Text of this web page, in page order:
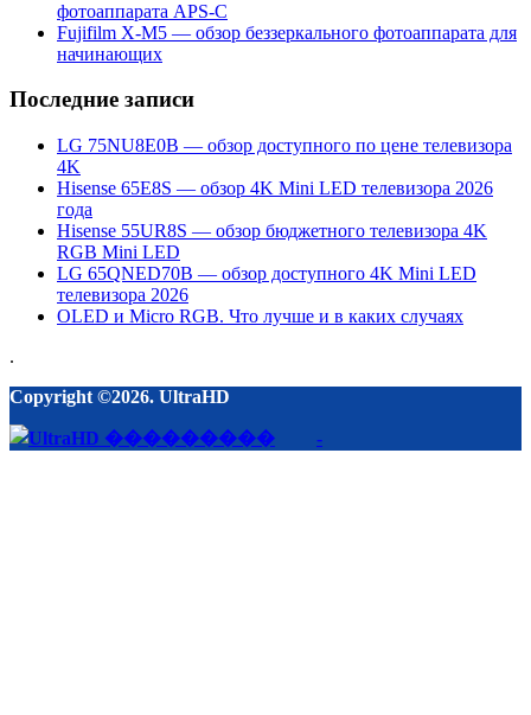
фотоаппарата APS-C
Fujifilm X-M5 — обзор беззеркального фотоаппарата для
начинающих
Последние записи
LG 75NU8E0B — обзор доступного по цене телевизора
4K
Hisense 65E8S — обзор 4K Mini LED телевизора 2026
года
Hisense 55UR8S — обзор бюджетного телевизора 4K
RGB Mini LED
LG 65QNED70B — обзор доступного 4K Mini LED
телевизора 2026
OLED и Micro RGB. Что лучше и в каких случаях
.
Copyright ©2026. UltraHD
-